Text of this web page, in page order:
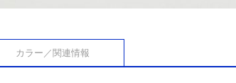
カラー／関連情報